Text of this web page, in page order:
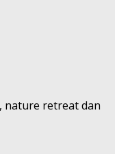
nature retreat dan